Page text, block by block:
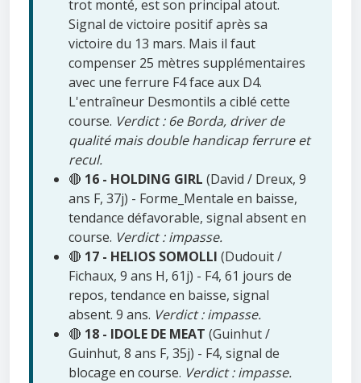
trot monté, est son principal atout.
Signal de victoire positif après sa
victoire du 13 mars. Mais il faut
compenser 25 mètres supplémentaires
avec une ferrure F4 face aux D4.
L'entraîneur Desmontils a ciblé cette
course. Verdict : 6e Borda, driver de
qualité mais double handicap ferrure et
recul.
🔴 16 - HOLDING GIRL (David / Dreux, 9
ans F, 37j) - Forme_Mentale en baisse,
tendance défavorable, signal absent en
course. Verdict : impasse.
🔴 17 - HELIOS SOMOLLI (Dudouit /
Fichaux, 9 ans H, 61j) - F4, 61 jours de
repos, tendance en baisse, signal
absent. 9 ans. Verdict : impasse.
🔴 18 - IDOLE DE MEAT (Guinhut /
Guinhut, 8 ans F, 35j) - F4, signal de
blocage en course. Verdict : impasse.